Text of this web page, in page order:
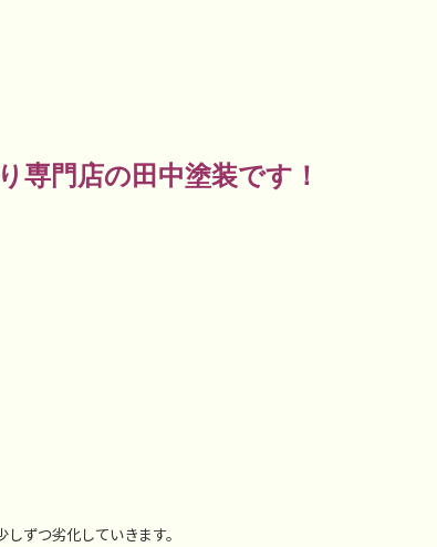
専門店の田中塗装です！
ずつ劣化していきます。